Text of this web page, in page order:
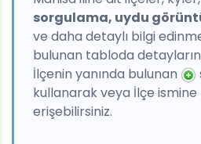
sorgulama, uydu
ve daha detaylı bilgi
bulunan tabloda
İlçenin yanında bulunan
kullanarak veya İlçe ismine
erişebilirsiniz.